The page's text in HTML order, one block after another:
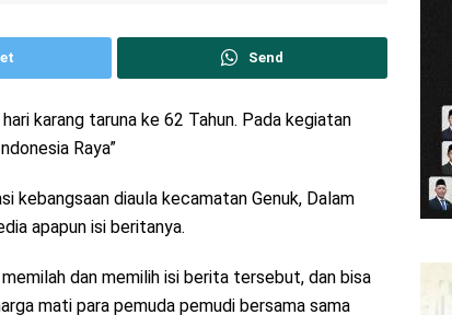
Send
karang taruna ke 62 Tahun. Pada kegiatan
Raya”
kebangsaan diaula kecamatan Genuk, Dalam
apapun isi beritanya.
dan memilih isi berita tersebut, dan bisa
mati para pemuda pemudi bersama sama